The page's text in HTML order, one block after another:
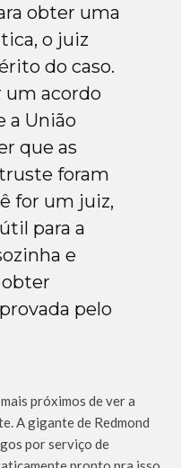
obter uma
o juiz
do caso.
um acordo
a União
que as
foram
for um juiz,
para a
e
pelo
próximos de ver a
A gigante de Redmond
por serviço de